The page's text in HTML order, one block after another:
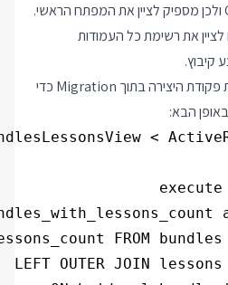
הטבלא בחלק ה GROUP BY ולכן מספיק לציין את המפתח הראשי.
את רשימת כל העמודות
קיבוץ.
מתכנתי RoR יכולים לשים את פקודת היצירה בתוך Migration כדי
הבא: